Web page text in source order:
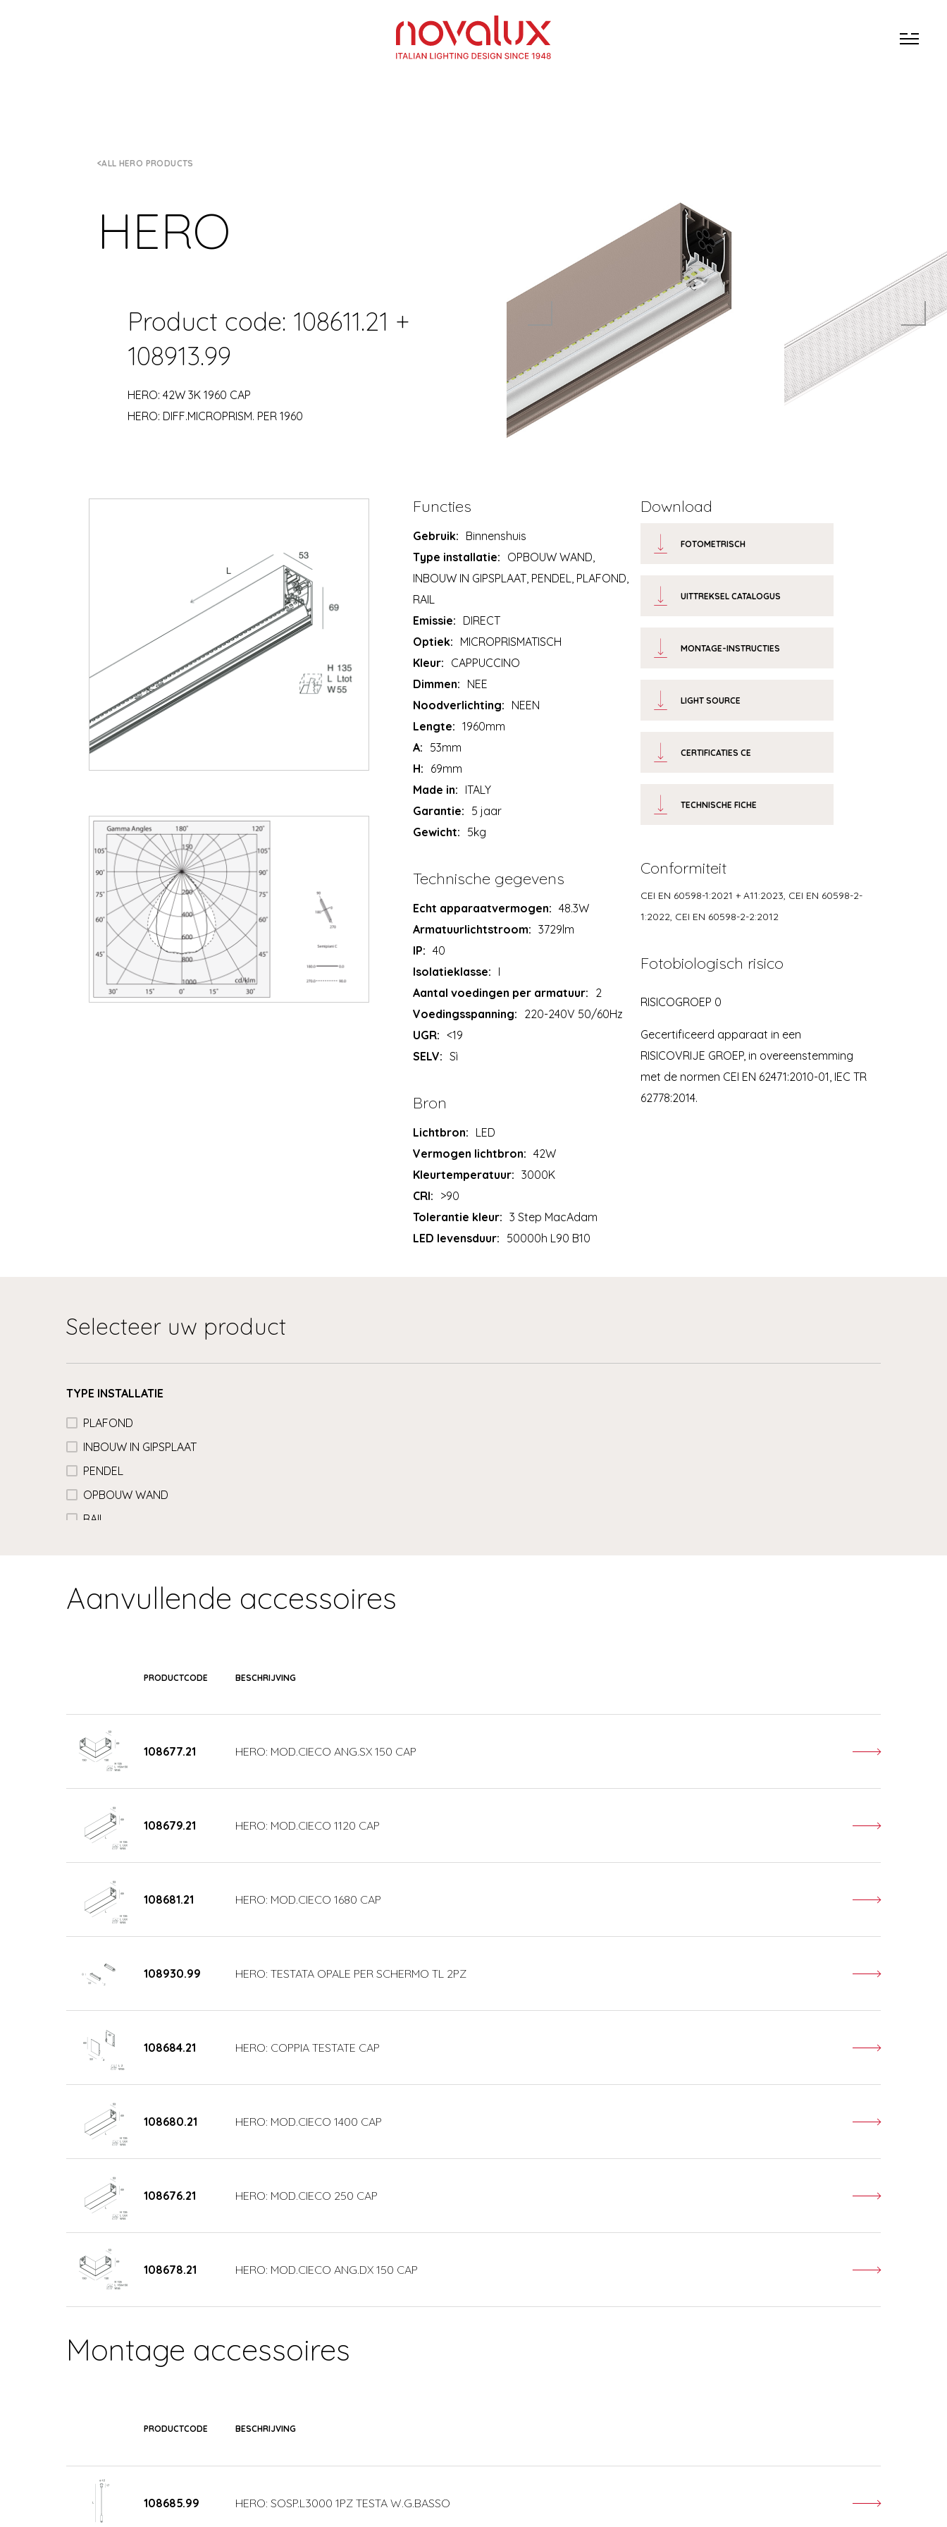
ALL HERO PRODUCTS
HERO
Product code: 108611.21 +
108913.99
HERO: 42W 3K 1960 CAP
HERO: DIFF.MICROPRISM. PER 1960
Functies
Gebruik: Binnenshuis
Type installatie: OPBOUW WAND,
INBOUW IN GIPSPLAAT, PENDEL, PLAFOND,
RAIL
Emissie: DIRECT
Optiek: MICROPRISMATISCH
Kleur: CAPPUCCINO
Dimmen: NEE
Noodverlichting: NEEN
Lengte: 1960mm
A: 53mm
H: 69mm
Made in: ITALY
Garantie: 5 jaar
Gewicht: 5kg
Technische gegevens
Echt apparaatvermogen: 48.3W
Armatuurlichtstroom: 3729lm
IP: 40
Isolatieklasse: I
Aantal voedingen per armatuur: 2
Voedingsspanning: 220-240V 50/60Hz
UGR: <19
SELV: Sì
Bron
Lichtbron: LED
Vermogen lichtbron: 42W
Kleurtemperatuur: 3000K
CRI: >90
Tolerantie kleur: 3 Step MacAdam
LED levensduur: 50000h L90 B10
Download
FOTOMETRISCH
UITTREKSEL CATALOGUS
MONTAGE-INSTRUCTIES
LIGHT SOURCE
CERTIFICATIES CE
TECHNISCHE FICHE
Conformiteit
CEI EN 60598-1:2021 + A11:2023, CEI EN 60598-2-
1:2022, CEI EN 60598-2-2:2012
Fotobiologisch risico
RISICOGROEP 0
Gecertificeerd apparaat in een
RISICOVRIJE GROEP, in overeenstemming
met de normen CEI EN 62471:2010-01, IEC TR
62778:2014.
Selecteer uw product
TYPE INSTALLATIE
PLAFOND
INBOUW IN GIPSPLAAT
PENDEL
OPBOUW WAND
RAIL
Aanvullende accessoires
PRODUCTCODE BESCHRIJVING
108677.21 HERO: MOD.CIECO ANG.SX 150 CAP
108679.21 HERO: MOD.CIECO 1120 CAP
108681.21 HERO: MOD.CIECO 1680 CAP
108930.99 HERO: TESTATA OPALE PER SCHERMO TL 2PZ
108684.21 HERO: COPPIA TESTATE CAP
108680.21 HERO: MOD.CIECO 1400 CAP
108676.21 HERO: MOD.CIECO 250 CAP
108678.21 HERO: MOD.CIECO ANG.DX 150 CAP
Montage accessoires
PRODUCTCODE BESCHRIJVING
108685.99 HERO: SOSP.L3000 1PZ TESTA W.G.BASSO